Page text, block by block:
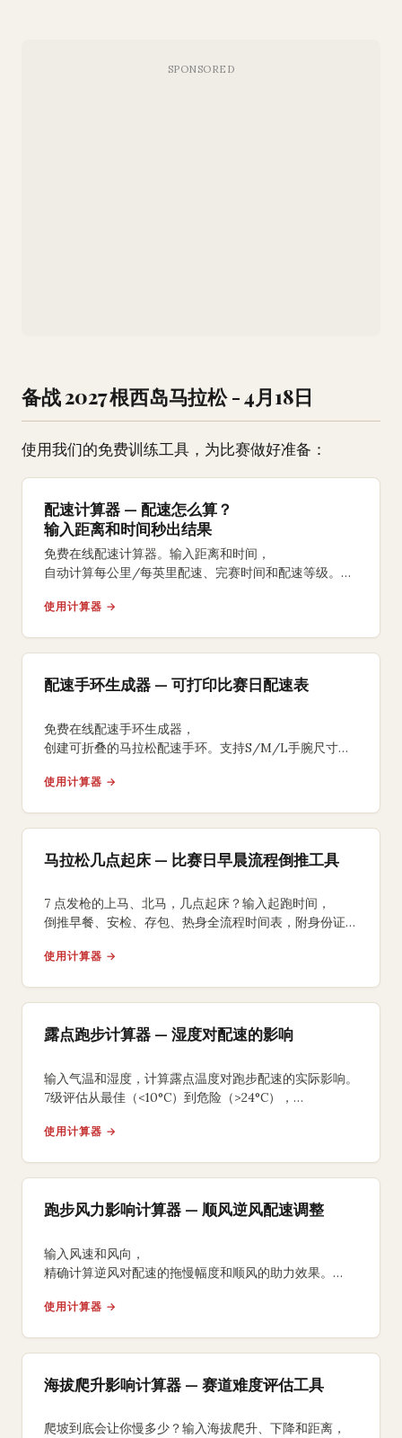
备战 2027 根西岛马拉松 - 4月18日
使用我们的免费训练工具，为比赛做好准备：
配速计算器 — 配速怎么算？
输入距离和时间秒出结果
免费在线配速计算器。输入距离和时间，
自动计算每公里/每英里配速、完赛时间和配速等级。
使用计算器 →
配速手环生成器 — 可打印比赛日配速表
免费在线配速手环生成器，
创建可折叠的马拉松配速手环。支持S/M/L手腕尺寸、
A4打印裁剪折叠即可佩戴比赛。
使用计算器 →
马拉松几点起床 — 比赛日早晨流程倒推工具
7 点发枪的上马、北马，几点起床？输入起跑时间，
倒推早餐、安检、存包、热身全流程时间表，附身份证、
使用计算器 →
露点跑步计算器 — 湿度对配速的影响
输入气温和湿度，计算露点温度对跑步配速的实际影响。
7级评估从最佳（<10°C）到危险（>24°C），
使用计算器 →
跑步风力影响计算器 — 顺风逆风配速调整
输入风速和风向，
精确计算逆风对配速的拖慢幅度和顺风的助力效果。
使用计算器 →
海拔爬升影响计算器 — 赛道难度评估工具
爬坡到底会让你慢多少？输入海拔爬升、下降和距离，